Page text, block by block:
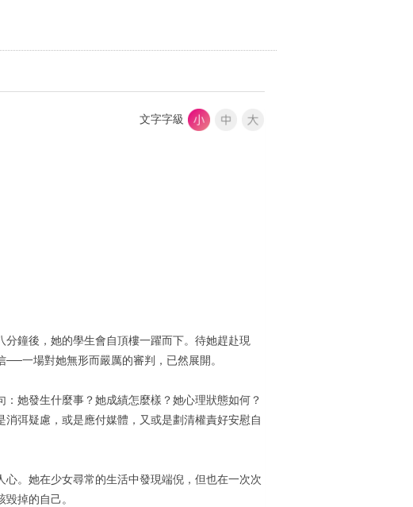
文字字級
鐘後，她的學生會自頂樓一躍而下。待她趕赴現
一場對她無形而嚴厲的審判，已然展開。
她發生什麼事？她成績怎麼樣？她心理狀態如何？
弭疑慮，或是應付媒體，又或是劃清權責好安慰自
。她在少女尋常的生活中發現端倪，但也在一次次
掉的自己。